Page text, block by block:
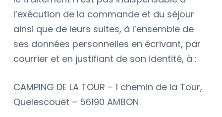
l’exécution de la commande et du séjour
ainsi que de leurs suites, à l’ensemble de
ses données personnelles en écrivant, par
courrier et en justifiant de son identité, à :
CAMPING DE LA TOUR – 1 chemin de la Tour,
Quelescouët – 56190 AMBON